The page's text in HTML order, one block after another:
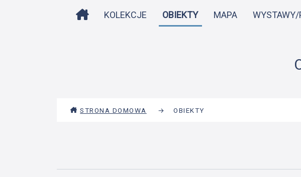
STRONA DOMOWA
KOLEKCJE OBIEKTY MAPA WYSTAWY/
STRONA DOMOWA → OBIEKTY